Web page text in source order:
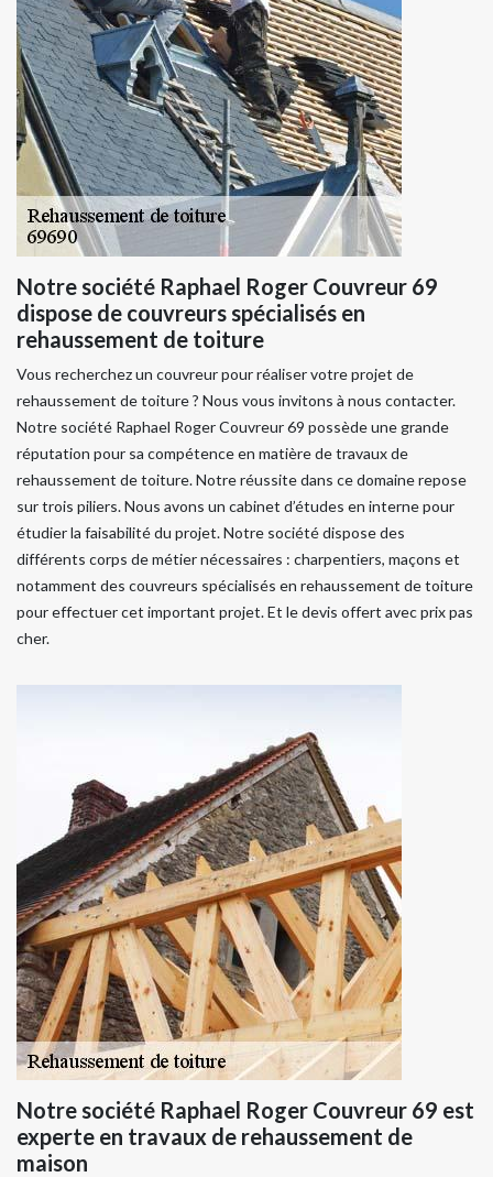
Notre société Raphael Roger Couvreur 69
dispose de couvreurs spécialisés en
rehaussement de toiture
Vous recherchez un couvreur pour réaliser votre projet de
rehaussement de toiture ? Nous vous invitons à nous contacter.
Notre société Raphael Roger Couvreur 69 possède une grande
réputation pour sa compétence en matière de travaux de
rehaussement de toiture. Notre réussite dans ce domaine repose
sur trois piliers. Nous avons un cabinet d’études en interne pour
étudier la faisabilité du projet. Notre société dispose des
différents corps de métier nécessaires : charpentiers, maçons et
notamment des couvreurs spécialisés en rehaussement de toiture
pour effectuer cet important projet. Et le devis offert avec prix pas
cher.
Notre société Raphael Roger Couvreur 69 est
experte en travaux de rehaussement de
maison